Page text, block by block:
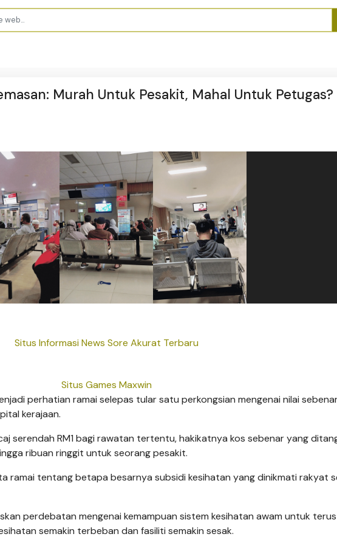
Murah Untuk Pesakit, Mahal Untuk Petugas?
Situs Informasi News Sore Akurat Terbaru
Situs Games Maxwin
perhatian ramai selepas tular satu perkongsian mengenai nilai
kerajaan.
serendah RM1 bagi rawatan tertentu, hakikatnya kos sebenar yang
ribuan ringgit untuk seorang pesakit.
ramai tentang betapa besarnya subsidi kesihatan yang dinikmati rakyat
perdebatan mengenai kemampuan sistem kesihatan awam untuk terus
semakin terbeban dan fasiliti semakin sesak.